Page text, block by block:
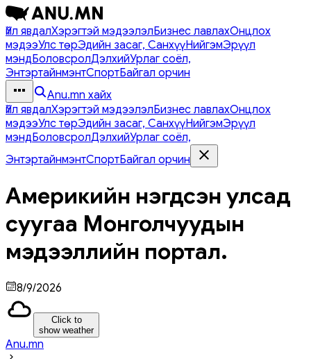
Үйл явдалХэрэгтэй мэдээлэлБизнес лавлахОнцлох
мэдээУлс төрЭдийн засаг, СанхүүНийгэмЭрүүл
мэндБоловсролДэлхийУрлаг соёл,
ЭнтэртайнмэнтСпортБайгал орчин
Anu.mn хайх
Үйл явдалХэрэгтэй мэдээлэлБизнес лавлахОнцлох
мэдээУлс төрЭдийн засаг, СанхүүНийгэмЭрүүл
мэндБоловсролДэлхийУрлаг соёл,
ЭнтэртайнмэнтСпортБайгал орчин
Америкийн нэгдсэн улсад
суугаа Монголчуудын
мэдээллийн портал.
8/9/2026
Click to
show weather
Anu.mn